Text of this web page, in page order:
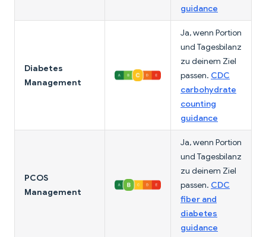
guidance
Diabetes
Management
Ja, wenn Portion
und Tagesbilanz
zu deinem Ziel
passen. CDC
carbohydrate
counting
guidance
PCOS
Management
Ja, wenn Portion
und Tagesbilanz
zu deinem Ziel
passen. CDC
fiber and
diabetes
guidance